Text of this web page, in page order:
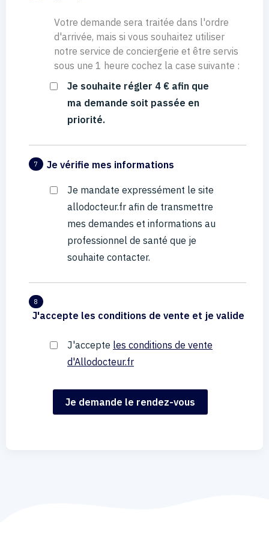
Votre demande sera traitée dans l'ordre
d'arrivée, mais si vous souhaitez utiliser
notre service de conciergerie et être servis
sous une 1 heure cochez la case suivante :
Je souhaite régler 4 € afin que
ma demande soit passée en
priorité.
7 Je vérifie mes informations
Je mandate expressément le site
allodocteur.fr afin de transmettre
mes demandes et informations au
professionnel de santé que je
souhaite contacter.
8
J'accepte les conditions de vente et je valide
J'accepte les conditions de vente
d'Allodocteur.fr